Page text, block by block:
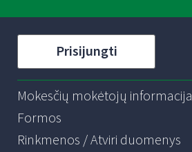
Prisijungti
Mokesčių mokėtojų informacija
Formos
Rinkmenos / Atviri duomenys